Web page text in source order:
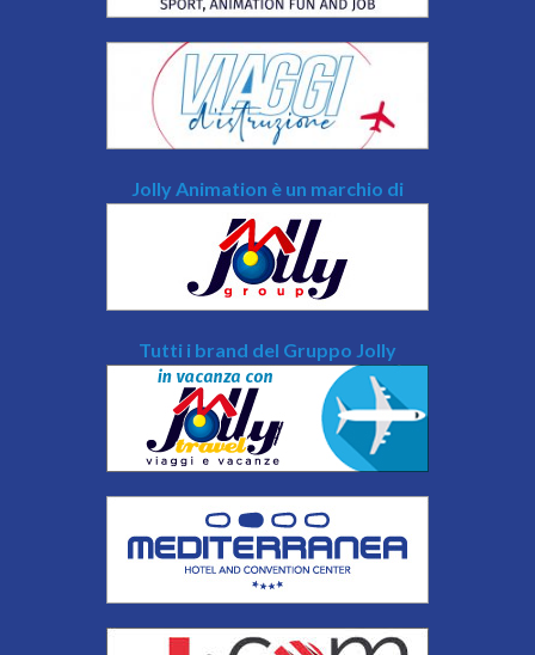
Jolly Animation è un marchio di
Tutti i brand del Gruppo Jolly